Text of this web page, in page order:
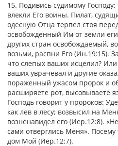
15. Подивись судимому
влекли Его воины. Пилат,
одесную Отца терпел стоя
освобожденный Им от земли
других стран освобождаемый,
возьми, распни Его (Ин.19:15).
что слепых ваших исцелил?
ваших уврачевал и другие
пораженный ужасом пророк и
расширяете рот, высовываете
Господь говорит у пророков:
как лев в лесу; возвысил на
возненавидел его (Иер.12:8).
сами отверглись Меня». Посему
дом Мой (Иер.12:7).